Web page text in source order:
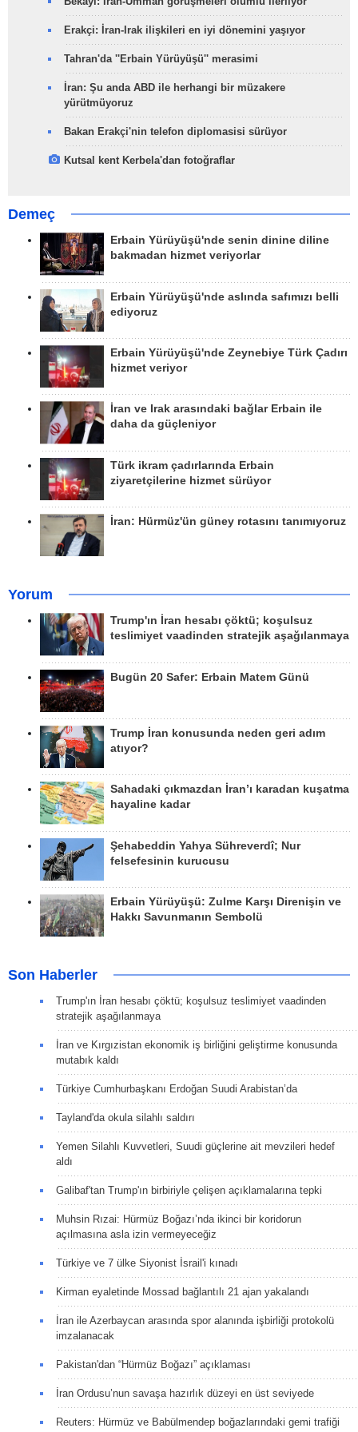
Erakçi: İran-Irak ilişkileri en iyi dönemini yaşıyor
Tahran'da ''Erbain Yürüyüşü'' merasimi
İran: Şu anda ABD ile herhangi bir müzakere
yürütmüyoruz
Bakan Erakçi'nin telefon diplomasisi sürüyor
Kutsal kent Kerbela'dan fotoğraflar
Demeç
Erbain Yürüyüşü'nde senin dinine diline
bakmadan hizmet veriyorlar
Erbain Yürüyüşü'nde aslında safımızı belli
ediyoruz
Erbain Yürüyüşü'nde Zeynebiye Türk Çadırı
hizmet veriyor
İran ve Irak arasındaki bağlar Erbain ile
daha da güçleniyor
Türk ikram çadırlarında Erbain
ziyaretçilerine hizmet sürüyor
İran: Hürmüz'ün güney rotasını tanımıyoruz
Yorum
Trump'ın İran hesabı çöktü; koşulsuz
teslimiyet vaadinden stratejik aşağılanmaya
Bugün 20 Safer: Erbain Matem Günü
Trump İran konusunda neden geri adım
atıyor?
Sahadaki çıkmazdan İran’ı karadan kuşatma
hayaline kadar
Şehabeddin Yahya Sühreverdî; Nur
felsefesinin kurucusu
Erbain Yürüyüşü: Zulme Karşı Direnişin ve
Hakkı Savunmanın Sembolü
Son Haberler
Trump'ın İran hesabı çöktü; koşulsuz teslimiyet vaadinden
stratejik aşağılanmaya
İran ve Kırgızistan ekonomik iş birliğini geliştirme konusunda
mutabık kaldı
Türkiye Cumhurbaşkanı Erdoğan Suudi Arabistan’da
Tayland'da okula silahlı saldırı
Yemen Silahlı Kuvvetleri, Suudi güçlerine ait mevzileri hedef
aldı
Galibaf'tan Trump'ın birbiriyle çelişen açıklamalarına tepki
Muhsin Rızai: Hürmüz Boğazı’nda ikinci bir koridorun
açılmasına asla izin vermeyeceğiz
Türkiye ve 7 ülke Siyonist İsrail'i kınadı
Kirman eyaletinde Mossad bağlantılı 21 ajan yakalandı
İran ile Azerbaycan arasında spor alanında işbirliği protokolü
imzalanacak
Pakistan'dan “Hürmüz Boğazı” açıklaması
İran Ordusu’nun savaşa hazırlık düzeyi en üst seviyede
Reuters: Hürmüz ve Babülmendep boğazlarındaki gemi trafiği